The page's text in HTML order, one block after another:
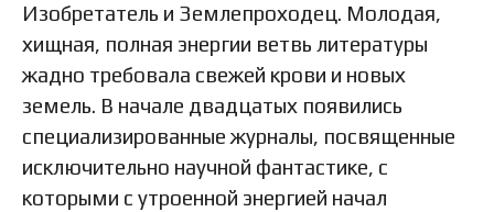
Изобретатель и Землепроходец. Молодая,
хищная, полная энергии ветвь литературы
жадно требовала свежей крови и новых
земель. В начале двадцатых появились
специализированные журналы, посвященные
исключительно научной фантастике, с
которыми с утроенной энергией начал